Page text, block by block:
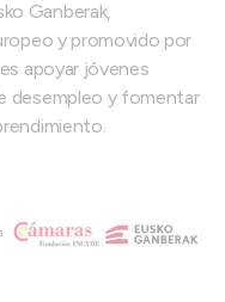
Ganberak,
y promovido por
apoyar jóvenes
desempleo y fomentar